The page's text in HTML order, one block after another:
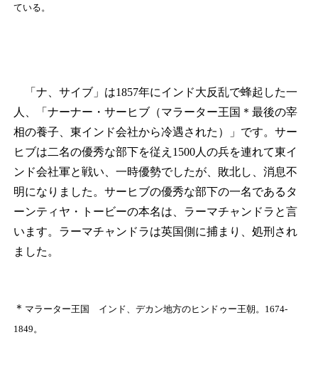
ている。
「ナ、サイブ」は1857年にインド大反乱で蜂起した一
人、「ナーナー・サーヒブ（マラーター王国 ＊ 最後の宰
相の養子、東インド会社から冷遇された）」です。サー
ヒブは二名の優秀な部下を従え1500人の兵を連れて東イ
ンド会社軍と戦い、一時優勢でしたが、敗北し、消息不
明になりました。サーヒブの優秀な部下の一名であるタ
ーンティヤ・トービーの本名は、ラーマチャンドラと言
います。ラーマチャンドラは英国側に捕まり、処刑され
ました。
＊ マラーター王国 インド、デカン地方のヒンドゥー王朝。1674‐
1849。